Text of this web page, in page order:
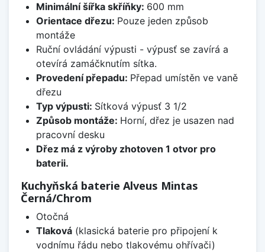
Minimální šířka skříňky: 600 mm
Orientace dřezu: Pouze jeden způsob
montáže
Ruční ovládání výpusti - výpusť se zavírá a
otevírá zamáčknutím sítka.
Provedení přepadu: Přepad umístěn ve vaně
dřezu
Typ výpusti: Sítková výpusť 3 1/2
Způsob montáže: Horní, dřez je usazen nad
pracovní desku
Dřez má z výroby zhotoven 1 otvor pro
baterii.
Kuchyňská baterie Alveus Mintas
Černá/Chrom
Otočná
Tlaková(klasická baterie pro připojení k
vodnímu řádu nebo tlakovému ohřívači)